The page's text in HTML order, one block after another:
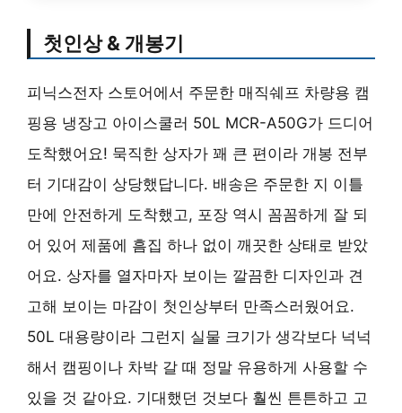
첫인상 & 개봉기
피닉스전자 스토어에서 주문한 매직쉐프 차량용 캠
핑용 냉장고 아이스쿨러 50L MCR-A50G가 드디어
도착했어요! 묵직한 상자가 꽤 큰 편이라 개봉 전부
터 기대감이 상당했답니다. 배송은 주문한 지 이틀
만에 안전하게 도착했고, 포장 역시 꼼꼼하게 잘 되
어 있어 제품에 흠집 하나 없이 깨끗한 상태로 받았
어요. 상자를 열자마자 보이는 깔끔한 디자인과 견
고해 보이는 마감이 첫인상부터 만족스러웠어요.
50L 대용량이라 그런지 실물 크기가 생각보다 넉넉
해서 캠핑이나 차박 갈 때 정말 유용하게 사용할 수
있을 것 같아요. 기대했던 것보다 훨씬 튼튼하고 고